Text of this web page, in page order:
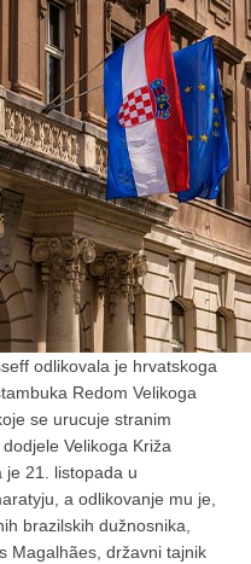
odlikovala je hrvatskoga
Redom Velikoga
se urucuje stranim
Velikoga Križa
je 21. listopada u
a odlikovanje mu je,
brazilskih dužnosnika,
Magalhães, državni tajnik